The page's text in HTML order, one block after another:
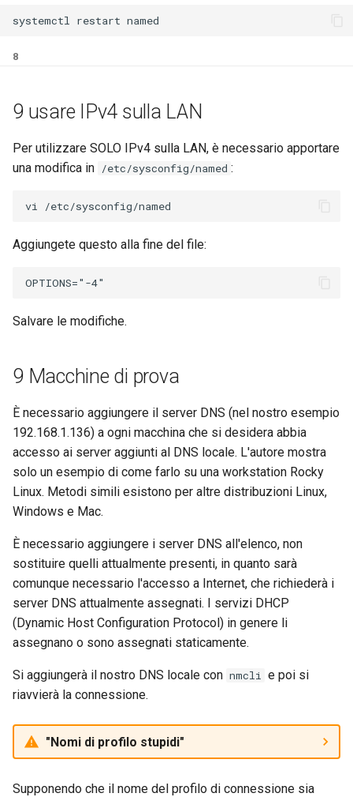
systemctl restart
8
9 usare IPv4 sulla LAN
Per utilizzare SOLO IPv4 sulla LAN, è necessario apportare
una modifica in /etc/sysconfig/named :
Aggiungete questo alla fine del file:
Salvare le modifiche.
9 Macchine di prova
È necessario aggiungere il server DNS (nel nostro esempio
192.168.1.136) a ogni macchina che si desidera abbia
accesso ai server aggiunti al DNS locale. L'autore mostra
solo un esempio di come farlo su una workstation Rocky
Linux. Metodi simili esistono per altre distribuzioni Linux,
Windows e Mac.
È necessario aggiungere i server DNS all'elenco, non
sostituire quelli attualmente presenti, in quanto sarà
comunque necessario l'accesso a Internet, che richiederà i
server DNS attualmente assegnati. I servizi DHCP
(Dynamic Host Configuration Protocol) in genere li
assegnano o sono assegnati staticamente.
Si aggiungerà il nostro DNS locale con nmcli e poi si
riavvierà la connessione.
"Nomi di profilo stupidi"
Supponendo che il nome del profilo di connessione sia